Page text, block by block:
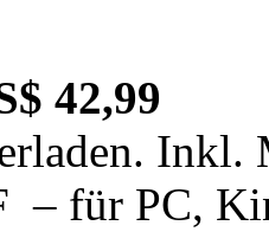
42,99
Inkl.
– für PC,